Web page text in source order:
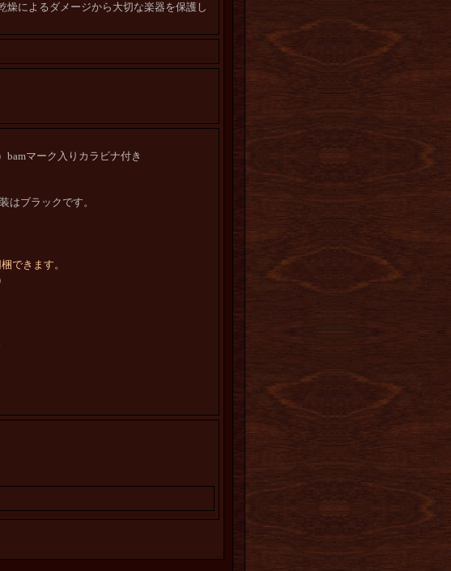
によるダメージから大切な楽器を保護し
マーク入りカラビナ付き
はブラックです。
できます。